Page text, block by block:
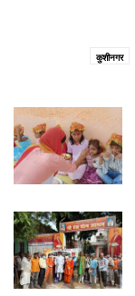
कुशीनगर